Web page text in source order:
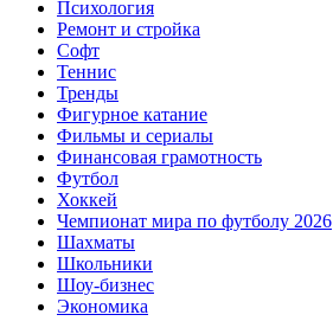
Психология
Ремонт и стройка
Софт
Теннис
Тренды
Фигурное катание
Фильмы и сериалы
Финансовая грамотность
Футбол
Хоккей
Чемпионат мира по футболу 2026
Шахматы
Школьники
Шоу-бизнес
Экономика